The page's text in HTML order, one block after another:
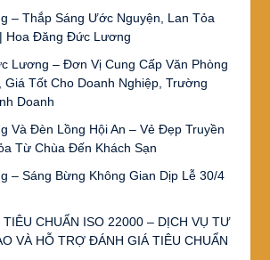
– Thắp Sáng Ước Nguyện, Lan Tỏa
Hoa Đăng Đức Lương
Lương – Đơn Vị Cung Cấp Văn Phòng
Giá Tốt Cho Doanh Nghiệp, Trường
Doanh
Và Đèn Lồng Hội An – Vẻ Đẹp Truyền
Từ Chùa Đến Khách Sạn
– Sáng Bừng Không Gian Dịp Lễ 30/4
TIÊU CHUẨN ISO 22000 – DỊCH VỤ TƯ
VÀ HỖ TRỢ ĐÁNH GIÁ TIÊU CHUẨN